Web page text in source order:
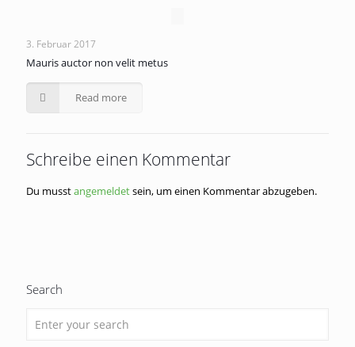
3. Februar 2017
Mauris auctor non velit metus
Read more
Schreibe einen Kommentar
Du musstangemeldetsein, um einen Kommentar abzugeben.
Search